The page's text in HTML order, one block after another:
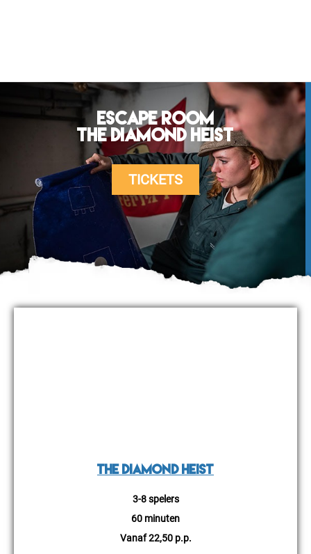
Escape room
The Diamond Heist
TICKETS
The Diamond Heist
3-8 spelers
60 minuten
Vanaf 22,50 p.p.